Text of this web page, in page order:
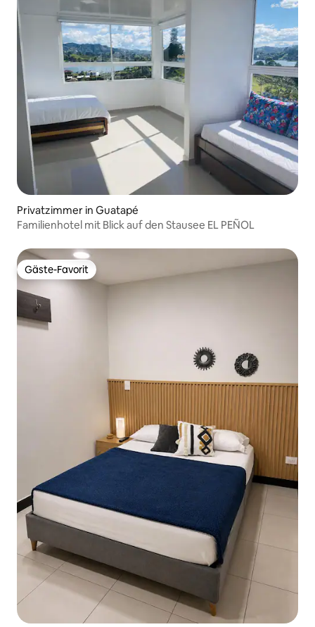
Privatzimmer in Guatapé
Familienhotel mit Blick auf den Stausee EL PEÑOL
Gäste-Favorit
Gäste-Favorit